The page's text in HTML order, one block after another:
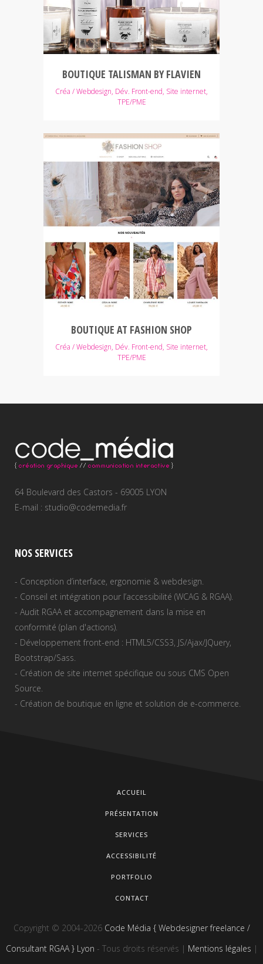
BOUTIQUE TALISMAN BY FLAVIEN
Créa / Webdesign, Dév. Front-end, Site internet,
TPE/PME
BOUTIQUE AT FASHION SHOP
Créa / Webdesign, Dév. Front-end, Site internet,
TPE/PME
64 Boulevard des Castors - 69005 LYON
E-mail : studio@codemedia.fr
NOS SERVICES
- Conception d’interface, ergonomie & webdesign.
- Conseil et intégration pour l’accessibilité (WCAG & RGAA).
- Audit RGAA et accompagnement dans la mise en
conformité (plan d'actions).
- Développement front-end : HTML5/CSS3, JS/Ajax/JQuery,
Bootstrap/Sass.
- Création de site internet spécifique ou sous CMS Open
Source.
- Création de boutique en ligne et solution de e-commerce.
ACCUEIL
PRÉSENTATION
SERVICES
ACCESSIBILITÉ
PORTFOLIO
CONTACT
Copyright © 2004-2026 Code Média { Webdesigner freelance /
Consultant RGAA } Lyon - Tous droits réservés | Mentions légales |